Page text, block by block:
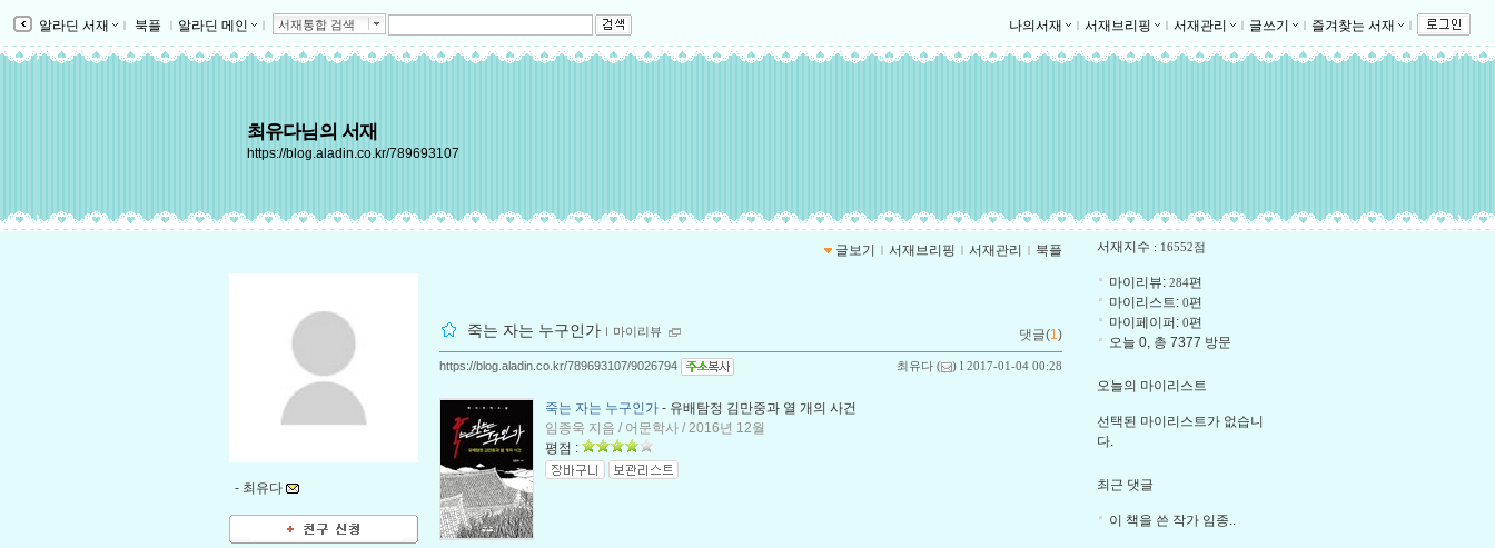
알라딘 서재 ｌ 북플 ｌ 알라딘 메인 ｌ 서재통합 검색 나의서재 ｌ 서재브리핑 ｌ 서재관리 ｌ 글쓰기 ｌ 즐겨찾는 서재 ｌ
최유다님의 서재
https://blog.aladin.co.kr/789693107
글보기 ｌ 서재브리핑 ｌ 서재관리 ｌ 북플
- 최유다
죽는 자는 누구인가 ｌ 마이리뷰 댓글(1)
최유다 ( ) l 2017-01-04 00:28
https://blog.aladin.co.kr/789693107/9026794
죽는 자는 누구인가 - 유배탐정 김만중과 열 개의 사건
임종욱 지음 / 어문학사 / 2016년 12월
평점 :
서재지수 : 16552점
마이리뷰: 284편
마이리스트: 0편
마이페이퍼: 0편
오늘 0, 총 7377 방문
오늘의 마이리스트
선택된 마이리스트가 없습니
다.
최근 댓글
이 책을 쓴 작가 임종..